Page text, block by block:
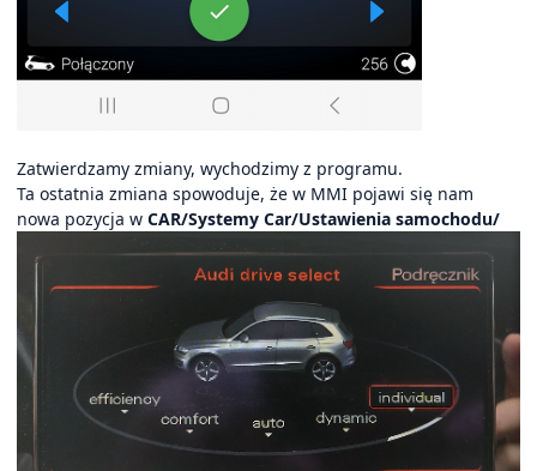
Zatwierdzamy zmiany, wychodzimy z programu.
Ta ostatnia zmiana spowoduje, że w MMI pojawi się nam
nowa pozycja w CAR/Systemy Car/Ustawienia samochodu/